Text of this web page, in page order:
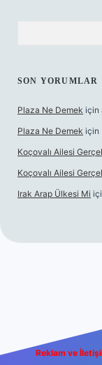
SON YORUMLAR
Plaza Ne Demek için
Plaza Ne Demek için
Koçovalı Ailesi
Koçovalı Ailesi
Irak Arap Ülkesi Mi
Reklam ve